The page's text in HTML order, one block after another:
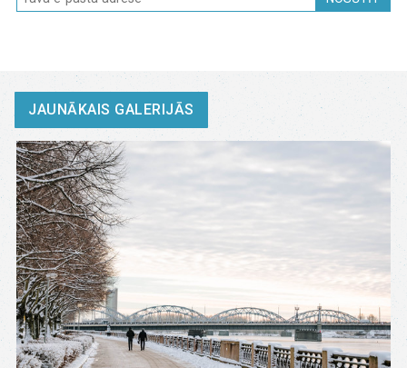
JAUNĀKAIS GALERIJĀS